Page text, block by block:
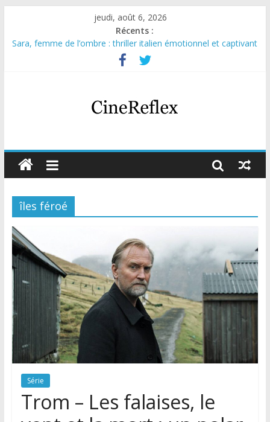
jeudi, août 6, 2026
Récents :
Sara, femme de l’ombre : thriller italien émotionnel et captivant
Journal d’une fille larguée : nouvelle série suédoise sur Netflix
Aema : mini-série sur le tournage d’un film érotique devenu
Glass Heart : excellente série musicale avec Takeru Satō
Olympo, saison 1 : nouvelle série qui séduira les fans de
îles féroé
Série
Trom – Les falaises, le